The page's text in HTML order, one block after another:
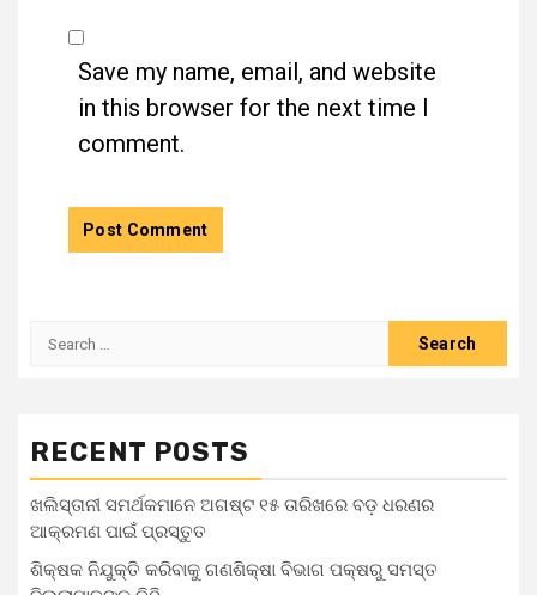
Save my name, email, and website
in this browser for the next time I
comment.
RECENT POSTS
ଖଲିସ୍ତାନୀ ସମର୍ଥକମାନେ ଅଗଷ୍ଟ ୧୫ ତାରିଖରେ ବଡ଼ ଧରଣର
ଆକ୍ରମଣ ପାଇଁ ପ୍ରସ୍ତୁତ
ଶିକ୍ଷକ ନିଯୁକ୍ତି କରିବାକୁ ଗଣଶିକ୍ଷା ବିଭାଗ ପକ୍ଷରୁ ସମସ୍ତ